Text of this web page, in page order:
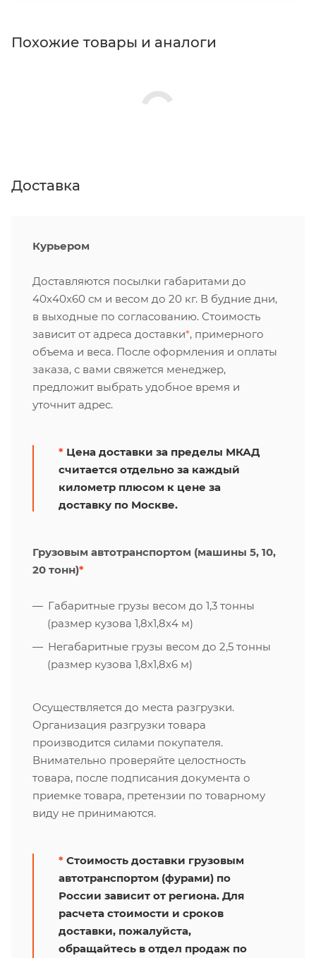
Похожие товары и аналоги
Доставка
Курьером
Доставляются посылки габаритами до
40х40х60 см и весом до 20 кг. В будние дни,
в выходные по согласованию. Стоимость
зависит от адреса доставки*, примерного
объема и веса. После оформления и оплаты
заказа, с вами свяжется менеджер,
предложит выбрать удобное время и
уточнит адрес.
* Цена доставки за пределы МКАД
считается отдельно за каждый
километр плюсом к цене за
доставку по Москве.
Грузовым автотранспортом (машины 5, 10,
20 тонн)*
Габаритные грузы весом до 1,3 тонны
(размер кузова 1,8х1,8х4 м)
Негабаритные грузы весом до 2,5 тонны
(размер кузова 1,8х1,8х6 м)
Осуществляется до места разгрузки.
Организация разгрузки товара
производится силами покупателя.
Внимательно проверяйте целостность
товара, после подписания документа о
приемке товара, претензии по товарному
виду не принимаются.
* Стоимость доставки грузовым
автотранспортом (фурами) по
России зависит от региона. Для
расчета стоимости и сроков
доставки, пожалуйста,
обращайтесь в отдел продаж по